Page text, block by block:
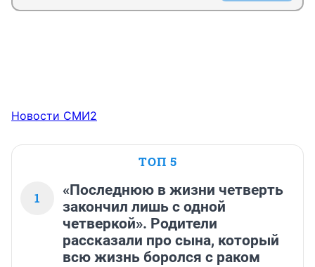
Новости СМИ2
ТОП 5
1
«Последнюю в жизни четверть
закончил лишь с одной
четверкой». Родители
рассказали про сына, который
всю жизнь боролся с раком